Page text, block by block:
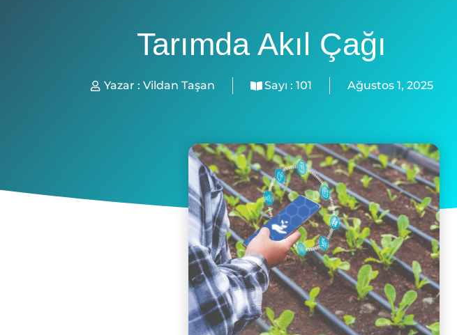
Tarımda Akıl Çağı
Yazar : Vildan Taşan Sayı : 101 Ağustos 1, 2025